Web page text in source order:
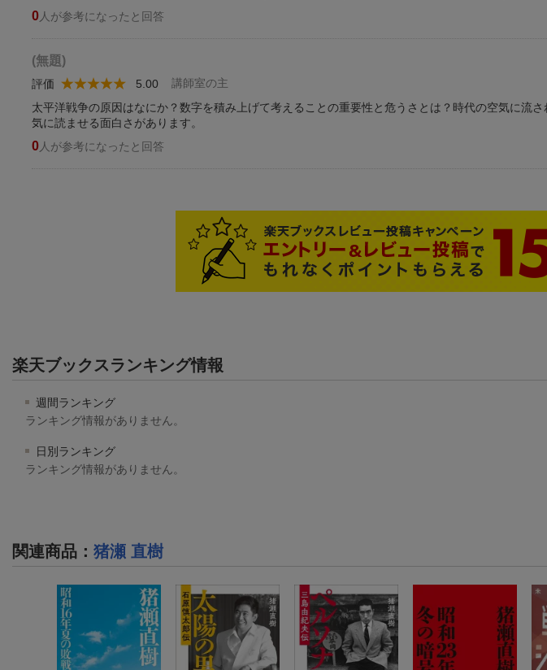
0 人が参考になったと回答
(無題)
講師室の主
評価 5.00
太平洋戦争の原因はなにか？数字を積み上げて考えることの重要性と危うさとは？時代の空気に流
気に読ませる面白さがあります。
0 人が参考になったと回答
楽天ブックスランキング情報
週間ランキング
ランキング情報がありません。
日別ランキング
ランキング情報がありません。
関連商品 ： 猪瀬 直樹